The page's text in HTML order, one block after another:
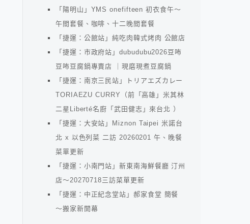
「陽明山」YMS onefifteen 初衣食午～
午間套餐、咖啡、十二晚間套餐
「捷運：公館站」純吃肉韓式烤肉 公館店
「捷運：市政府站」dubudubu2026豆咘
豆咘豆腐鍋專賣店 ｜現磨現煮豆腐鍋
「捷運：南京三民站」トリアエズカレー
TORIAEZU CURRY（前「高雄」米其林
二星Liberté名廚「武田健志」來台北 ）
「捷運：大安站」Miznon Taipei 米諾台
北 x 以色列菜 二訪 20260201 午、晚餐
菜單更新
「捷運：小南門站」新東南海鮮餐廳 汀州
店～20270718三訪菜單更新
「捷運：中正紀念堂站」郝家食堂 簡餐
～搬家新開幕